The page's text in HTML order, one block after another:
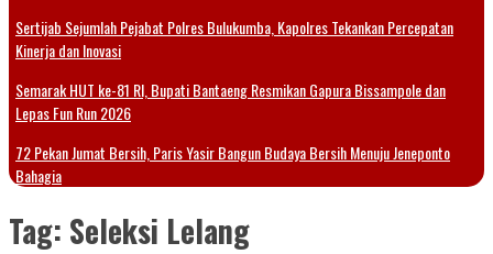
Sertijab Sejumlah Pejabat Polres Bulukumba, Kapolres Tekankan Percepatan
Kinerja dan Inovasi
Semarak HUT ke-81 RI, Bupati Bantaeng Resmikan Gapura Bissampole dan
Lepas Fun Run 2026
72 Pekan Jumat Bersih, Paris Yasir Bangun Budaya Bersih Menuju Jeneponto
Bahagia
Tag: Seleksi Lelang